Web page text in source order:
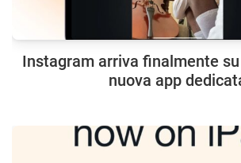
Instagram arriva finalmente
nuova app